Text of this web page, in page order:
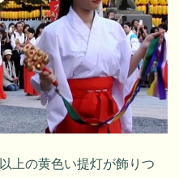
上の黄色い提灯が飾りつ